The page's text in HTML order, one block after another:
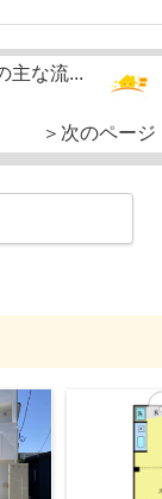
主な流...
＞次のページ